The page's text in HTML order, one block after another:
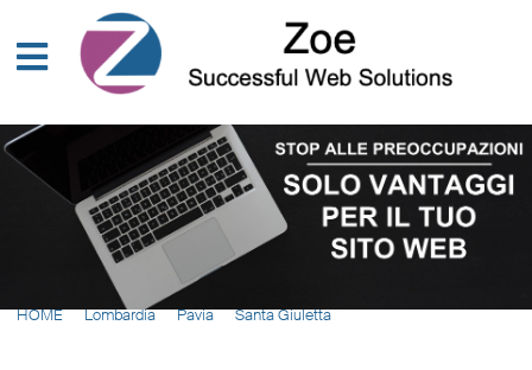
HOME Lombardia Pavia Santa Giuletta